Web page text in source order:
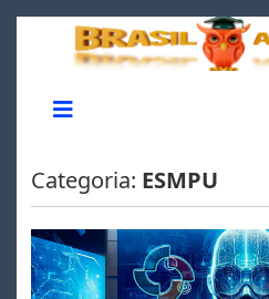
Categoria: ESMPU